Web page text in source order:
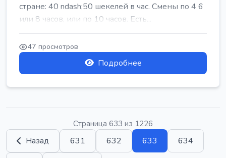
стране: 40 ndash;50 шекелей в час. Смены по 4 6
или 8 часов, или по 10 часов. Есть...
47 просмотров
Подробнее
Страница 633 из 1226
Назад 631 632 633 634